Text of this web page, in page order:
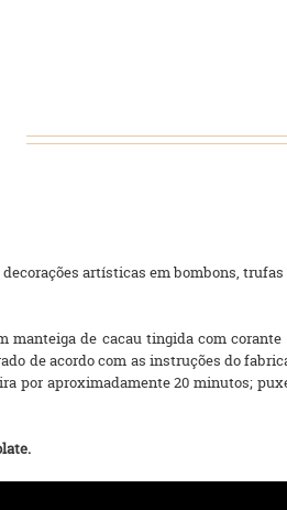
artísticas em bombons, trufas
de cacau tingida com
de acordo com as instruções do
por aproximadamente 20 minutos;